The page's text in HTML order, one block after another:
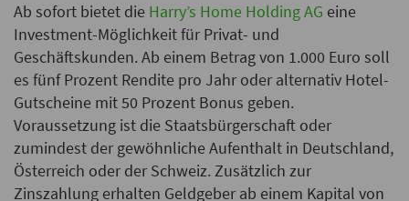
Ab sofort bietet die Harry’s Home Holding AG eine
Investment-Möglichkeit für Privat- und
Geschäftskunden. Ab einem Betrag von 1.000 Euro soll
es fünf Prozent Rendite pro Jahr oder alternativ Hotel-
Gutscheine mit 50 Prozent Bonus geben.
Voraussetzung ist die Staatsbürgerschaft oder
zumindest der gewöhnliche Aufenthalt in Deutschland,
Österreich oder der Schweiz. Zusätzlich zur
Zinszahlung erhalten Geldgeber ab einem Kapital von